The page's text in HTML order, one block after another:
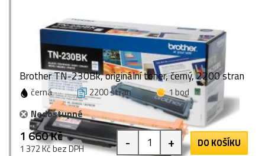
Brother TN-230Bk, originální toner, černý, 2200 stran
černá 2200 stran
1 bod
Nedostupné
1 660 Kč
1 372 Kč bez DPH - + DO KOŠÍKU